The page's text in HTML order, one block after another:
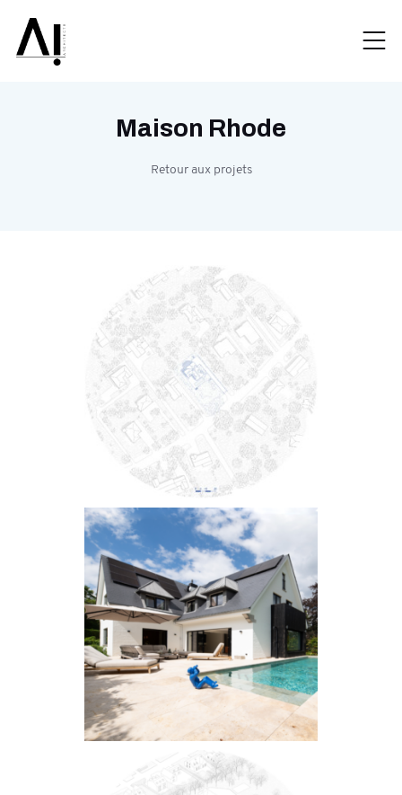
Maison Rhode
Retour aux projets